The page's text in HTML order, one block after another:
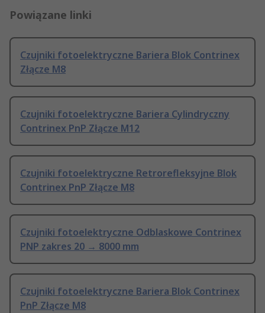
Powiązane linki
Czujniki fotoelektryczne Bariera Blok Contrinex
Złącze M8
Czujniki fotoelektryczne Bariera Cylindryczny
Contrinex PnP Złącze M12
Czujniki fotoelektryczne Retrorefleksyjne Blok
Contrinex PnP Złącze M8
Czujniki fotoelektryczne Odblaskowe Contrinex
PNP zakres 20 → 8000 mm
Czujniki fotoelektryczne Bariera Blok Contrinex
PnP Złącze M8